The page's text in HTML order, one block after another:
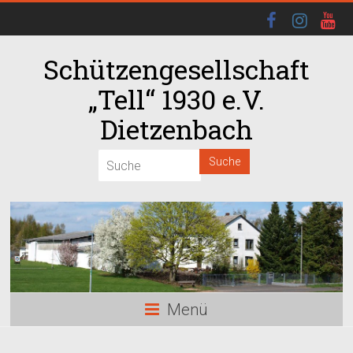
Schützengesellschaft
„Tell“ 1930 e.V.
Dietzenbach
Menü
02:00
04:00